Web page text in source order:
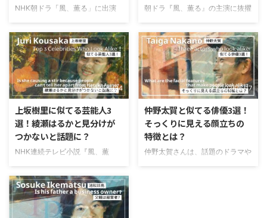
NHK朝ドラ「風、薫る」に出演
ている早坂美海さん。2026年に
19歳を迎え、学業と芸能活動を両
立しながら活躍の場を広げていま
すよね。そんな早坂美海さんです
が、「大学に進学しているのか
な？」「芸能活動と両立できてい
も多いのではないでしょうか。こ
の記事では、早坂美海さんの大学
進学や現在のキャンパスライフに
ついて調査していきます。最後ま
す。 目次 早坂美海は大学に進学
している？
https://twitter.com/SD ...
朝ドラ『風、薫る』の主演に抜擢
（こうさかじゅり）さん。透明感
のある雰囲気と自然な演技力で、
最近ではドラマやCMなどで見か
ける機会も増えていますよね。そ
んな上坂樹里さんですが、「兄弟
はいるのかな？」「どんな家族の
っている方も多いのではないでし
ょうか。実は、上坂樹里さんは3
人姉妹の末っ子で、家族仲の良さ
が伝わるエピソードも明かしてい
2026/6/24
上坂樹里に似てる芸能人3
選！綾瀬はるかと見分けが
つかないと話題に？
NHK連続テレビ小説『風、薫
る上坂樹里さん。2410人の応募
者の中からオーディションを勝ち
抜き、朝ドラヒロインに抜てきさ
れたことでも話題になりました。
2026/6/17
仲野太賀と似てる俳優3選！
そっくりに見える顔立ちの
特徴とは？
仲野太賀さんは、話題のドラマや